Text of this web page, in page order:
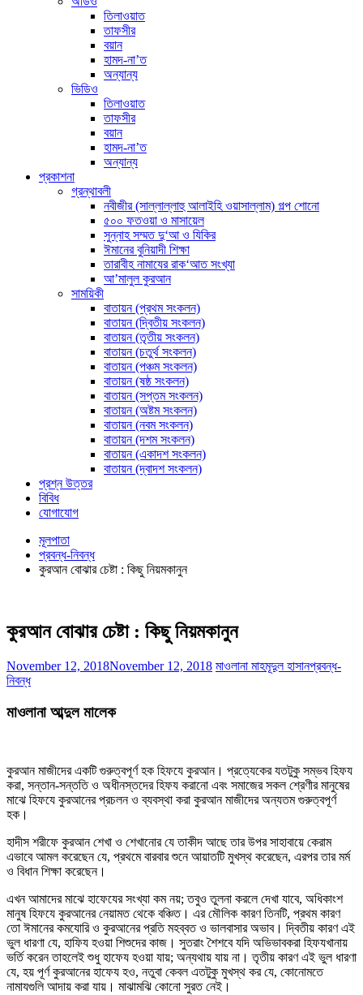
তিলাওয়াত
তাফসীর
বয়ান
হামদ-না’ত
অন্যান্য
ভিডিও
তিলাওয়াত
তাফসীর
বয়ান
হামদ-না’ত
অন্যান্য
প্রকাশনা
গ্রন্থাবলী
নবীজীর (সাল্লাল্লাহু আলাইহি ওয়াসাল্লাম) গল্প শোনো
৫০০ ফতওয়া ও মাসায়েল
সুন্নাহ সম্মত দু‘আ ও যিকির
ঈমানের বুনিয়াদী শিক্ষা
তারাবীহ নামাযের রাক‘আত সংখ্যা
আ’মালুল কুরআন
সাময়িকী
বাতায়ন (প্রথম সংকলন)
বাতায়ন (দ্বিতীয় সংকলন)
বাতায়ন (তৃতীয় সংকলন)
বাতায়ন (চতুর্থ সংকলন)
বাতায়ন (পঞ্চম সংকলন)
বাতায়ন (ষষ্ঠ সংকলন)
বাতায়ন (সপ্তম সংকলন)
বাতায়ন (অষ্টম সংকলন)
বাতায়ন (নবম সংকলন)
বাতায়ন (দশম সংকলন)
বাতায়ন (একাদশ সংকলন)
বাতায়ন (দ্বাদশ সংকলন)
প্রশ্ন উত্তর
বিবিধ
যোগাযোগ
মূলপাতা
প্রবন্ধ-নিবন্ধ
কুরআন বোঝার চেষ্টা : কিছু নিয়মকানুন
কুরআন বোঝার চেষ্টা : কিছু নিয়মকানুন
November 12, 2018November 12, 2018 মাওলানা মাহমূদুল হাসানপ্রবন্ধ-
নিবন্ধ
মাওলানা আব্দুল মালেক
কুরআন মাজীদের একটি গুরুত্বপূর্ণ হক হিফযে কুরআন। প্রত্যেকের যতটুকু সম্ভব হিফয
করা, সন্তান-সন্ততি ও অধীনস্তদের হিফয করানো এবং সমাজের সকল শ্রেণীর মানুষের
মাঝে হিফযে কুরআনের প্রচলন ও ব্যবস্থা করা কুরআন মাজীদের অন্যতম গুরুত্বপূর্ণ
হক।
হাদীস শরীফে কুরআন শেখা ও শেখানোর যে তাকীদ আছে তার উপর সাহাবায়ে কেরাম
এভাবে আমল করেছেন যে, প্রথমে বারবার শুনে আয়াতটি মুখস্থ করেছেন, এরপর তার মর্ম
ও বিধান শিক্ষা করেছেন।
এখন আমাদের মাঝে হাফেযের সংখ্যা কম নয়; তবুও তুলনা করলে দেখা যাবে, অধিকাংশ
মানুষ হিফযে কুরআনের নেয়ামত থেকে বঞ্চিত। এর মৌলিক কারণ তিনটি, প্রথম কারণ
তো ঈমানের কমযোরি ও কুরআনের প্রতি মহব্বত ও ভালবাসার অভাব। দ্বিতীয় কারণ এই
ভুল ধারণা যে, হাফিয হওয়া শিশুদের কাজ। সুতরাং শৈশবে যদি অভিভাবকরা হিফযখানায়
ভর্তি করেন তাহলেই শুধু হাফেয হওয়া যায়; অন্যথায় যায় না। তৃতীয় কারণ এই ভুল ধারণা
যে, হয় পূর্ণ কুরআনের হাফেয হও, নতুবা কেবল এতটুকু মুখস্থ কর যে, কোনোমতে
নামাযগুলি আদায় করা যায়। মাঝামঝি কোনো সুরত নেই।